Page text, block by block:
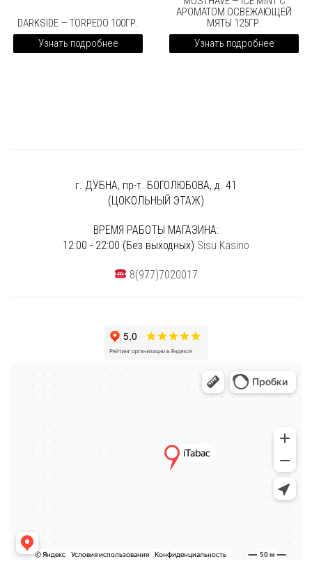
DARKSIDE — TORPEDO 100ГР.
Узнать подробнее
АРОМАТОМ ОСВЕЖАЮЩЕЙ
МЯТЫ 125ГР.
Узнать подробнее
г. ДУБНА, пр-т. БОГОЛЮБОВА, д. 41
(ЦОКОЛЬНЫЙ ЭТАЖ)
ВРЕМЯ РАБОТЫ МАГАЗИНА:
12:00 - 22:00 (Без выходных) Sisu Kasino
8(977)7020017